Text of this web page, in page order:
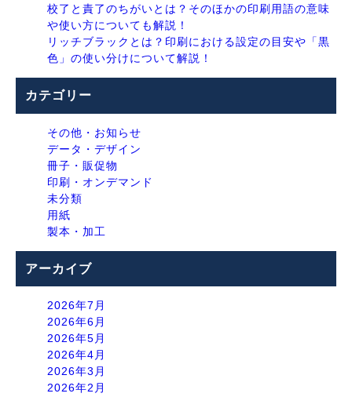
校了と責了のちがいとは？そのほかの印刷用語の意味
や使い方についても解説！
リッチブラックとは？印刷における設定の目安や「黒
色」の使い分けについて解説！
カテゴリー
その他・お知らせ
データ・デザイン
冊子・販促物
印刷・オンデマンド
未分類
用紙
製本・加工
アーカイブ
2026年7月
2026年6月
2026年5月
2026年4月
2026年3月
2026年2月